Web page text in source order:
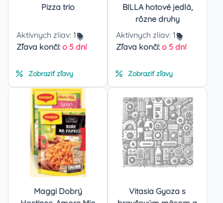
Pizza trio
Aktívnych zliav: 1
Zľava končí: o 5 dní
Zobraziť zľavy
BILLA hotové jedlá,
rôzne druhy
Aktívnych zliav: 1
Zľava končí: o 5 dní
Zobraziť zľavy
Maggi Dobrý
Vitasia Gyoza s